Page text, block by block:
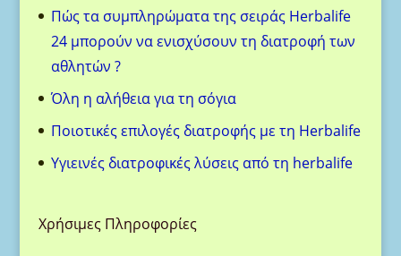
Πώς τα συμπληρώματα της σειράς Herbalife
24 μπορούν να ενισχύσουν τη διατροφή των
αθλητών ?
Όλη η αλήθεια για τη σόγια
Ποιοτικές επιλογές διατροφής με τη Herbalife
Υγιεινές διατροφικές λύσεις από τη herbalife
Χρήσιμες Πληροφορίες